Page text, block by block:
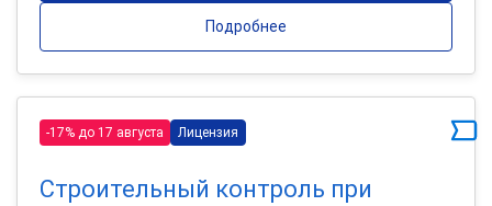
Подробнее
-17% до 17 августа Лицензия
Строительный контроль при